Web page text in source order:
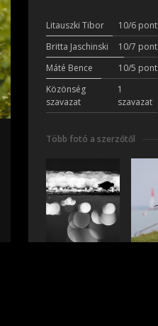
Litauszki Tibor 10/6 pont
Britta Jaschinski
10/7 pont
Máté Bence
10/5 pont
Közönség
szavazat
1
szavazat
Több fotó a szerzőtől